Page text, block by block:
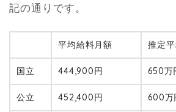
記の通りです。
平均給料月額 推定
国立 444,900円 650万
公立 452,400円 600万